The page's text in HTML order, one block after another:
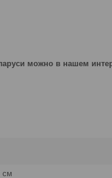
можно в нашем
см